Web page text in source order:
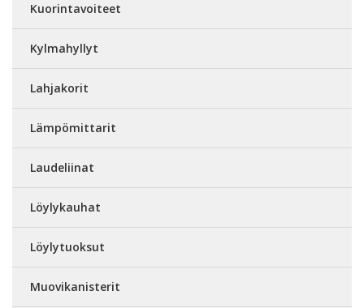
Kuorintavoiteet
Kylmahyllyt
Lahjakorit
Lämpömittarit
Laudeliinat
Löylykauhat
Löylytuoksut
Muovikanisterit